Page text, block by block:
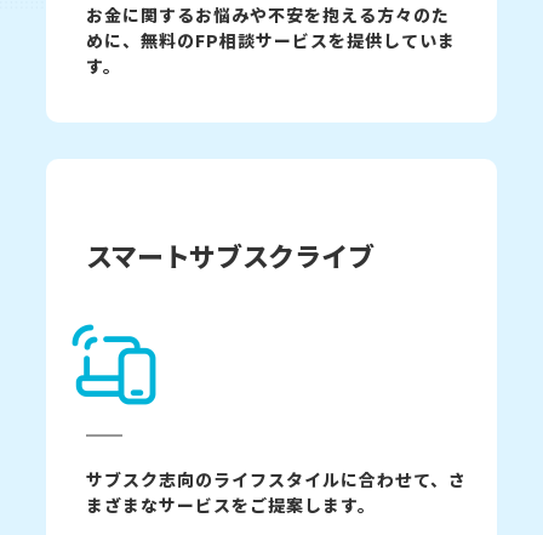
お金に関するお悩みや不安を抱える方々のた
めに、無料のFP相談サービスを提供していま
す。
スマートサブスクライブ
サブスク志向のライフスタイルに合わせて、さ
まざまなサービスをご提案します。